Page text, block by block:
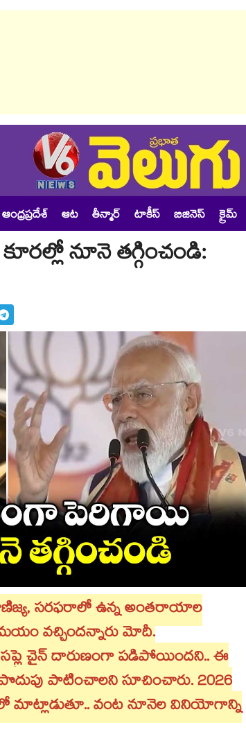
ఆంధ్రప్రదేశ్ ఆట తీన్మార్ టాకీస్ బిజినెస్ క్రైమ్
నూనె తగ్గించండి:
వాణిజ్య, సరఫరాలో ఉన్న అంతరాయాల
వచ్చిందన్నారు మోదీ.
చైన్ దారుణంగా పడిపోయిందని.. ఈ
పాటించాలని సూచించారు. 2026
వంట నూనెల వినియోగాన్ని